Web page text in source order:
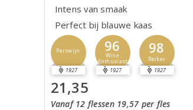
Intens van smaak
Perfect bij blauwe kaas
Perswijn
1927
96
Wine
Enthusiast
1927
98
Parker
1927
21,35
Vanaf 12 flessen 19,57 per fles